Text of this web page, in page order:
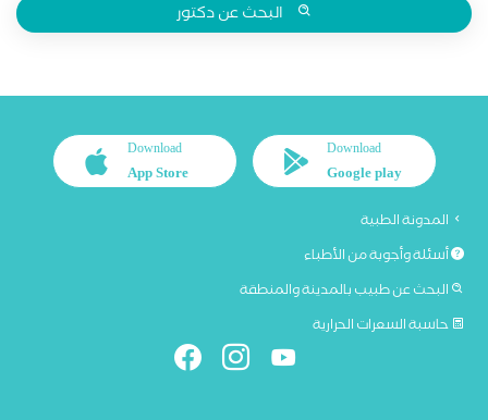
البحث عن دكتور
Download
Google play
Download
App Store
المدونة الطبية
أسئلة وأجوبة من الأطباء
البحث عن طبيب بالمدينة والمنطقة
حاسبة السعرات الحرارية